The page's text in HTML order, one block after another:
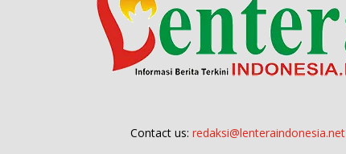
Contact us:redaksi@lenteraindonesia.net